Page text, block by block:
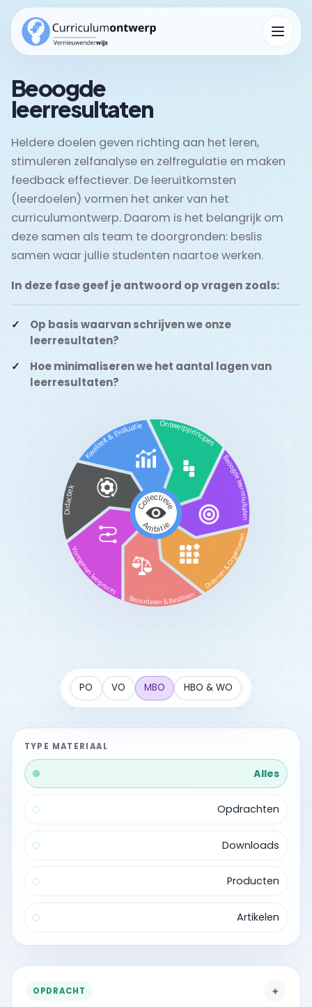
Menu
Beoogde
leerresultaten
Heldere doelen geven richting aan het leren,
stimuleren zelfanalyse en zelfregulatie en maken
feedback effectiever. De leeruitkomsten
(leerdoelen) vormen het anker van het
curriculumontwerp. Daarom is het belangrijk om
deze samen als team te doorgronden: beslis
samen waar jullie studenten naartoe werken.
In deze fase geef je antwoord op vragen zoals:
Op basis waarvan schrijven we onze
leerresultaten?
Hoe minimaliseren we het aantal lagen van
leerresultaten?
PO VO MBO HBO & WO
TYPE MATERIAAL
Alles
Opdrachten
Downloads
Producten
Artikelen
OPDRACHT ✦